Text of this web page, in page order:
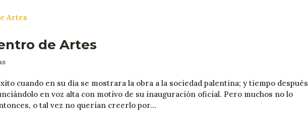
de Artes
cuando en su día se mostrara la obra a la sociedad palentina; y tiempo
en voz alta con motivo de su inauguración oficial. Pero muchos no lo
o tal vez no querían creerlo por...